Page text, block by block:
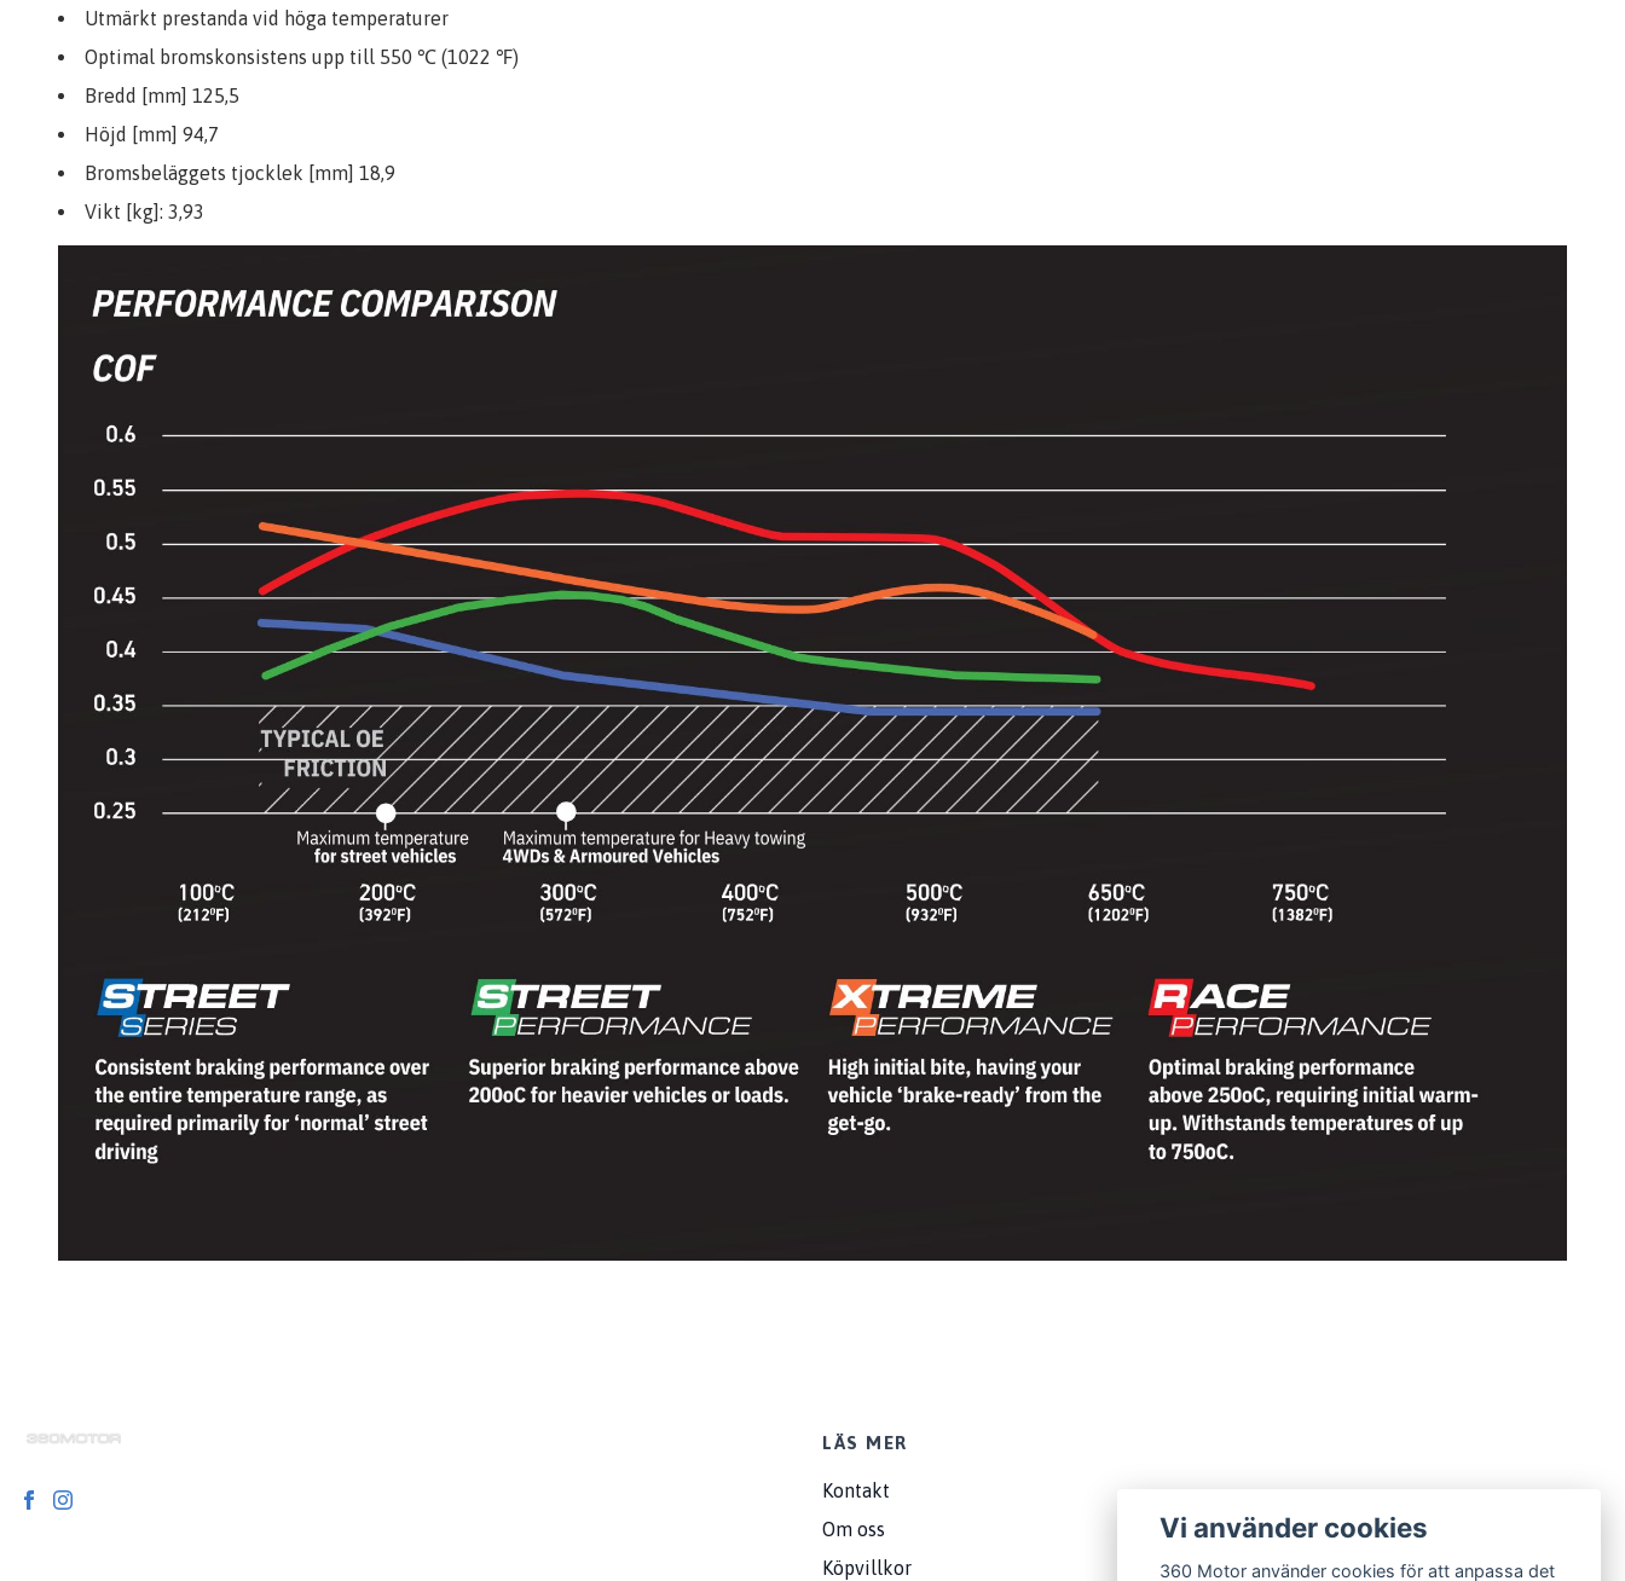
Utmärkt prestanda vid höga temperaturer
Optimal bromskonsistens upp till 550 ℃ (1022 ℉)
Bredd [mm] 125,5
Höjd [mm] 94,7
Bromsbeläggets tjocklek [mm] 18,9
Vikt [kg]: 3,93
LÄS MER
Kontakt
Om oss
Köpvillkor
Vi använder cookies
360 Motor använder cookies för att anpassa det